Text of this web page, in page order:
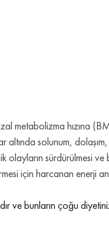
metabolizma hızına
altında solunum,
olayların sürdürülmesi
için harcanan enerji
ve bunların çoğu